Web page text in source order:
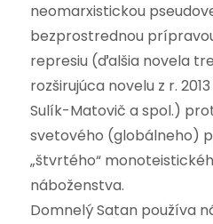
neomarxistickou
bezprostrednou
represiu (ďalšia novela
rozširujúca novelu z r.
Sulík-Matovič a spol.)
svetového (globálneho)
„štvrtého“
náboženstva.
Domnelý Satan používa